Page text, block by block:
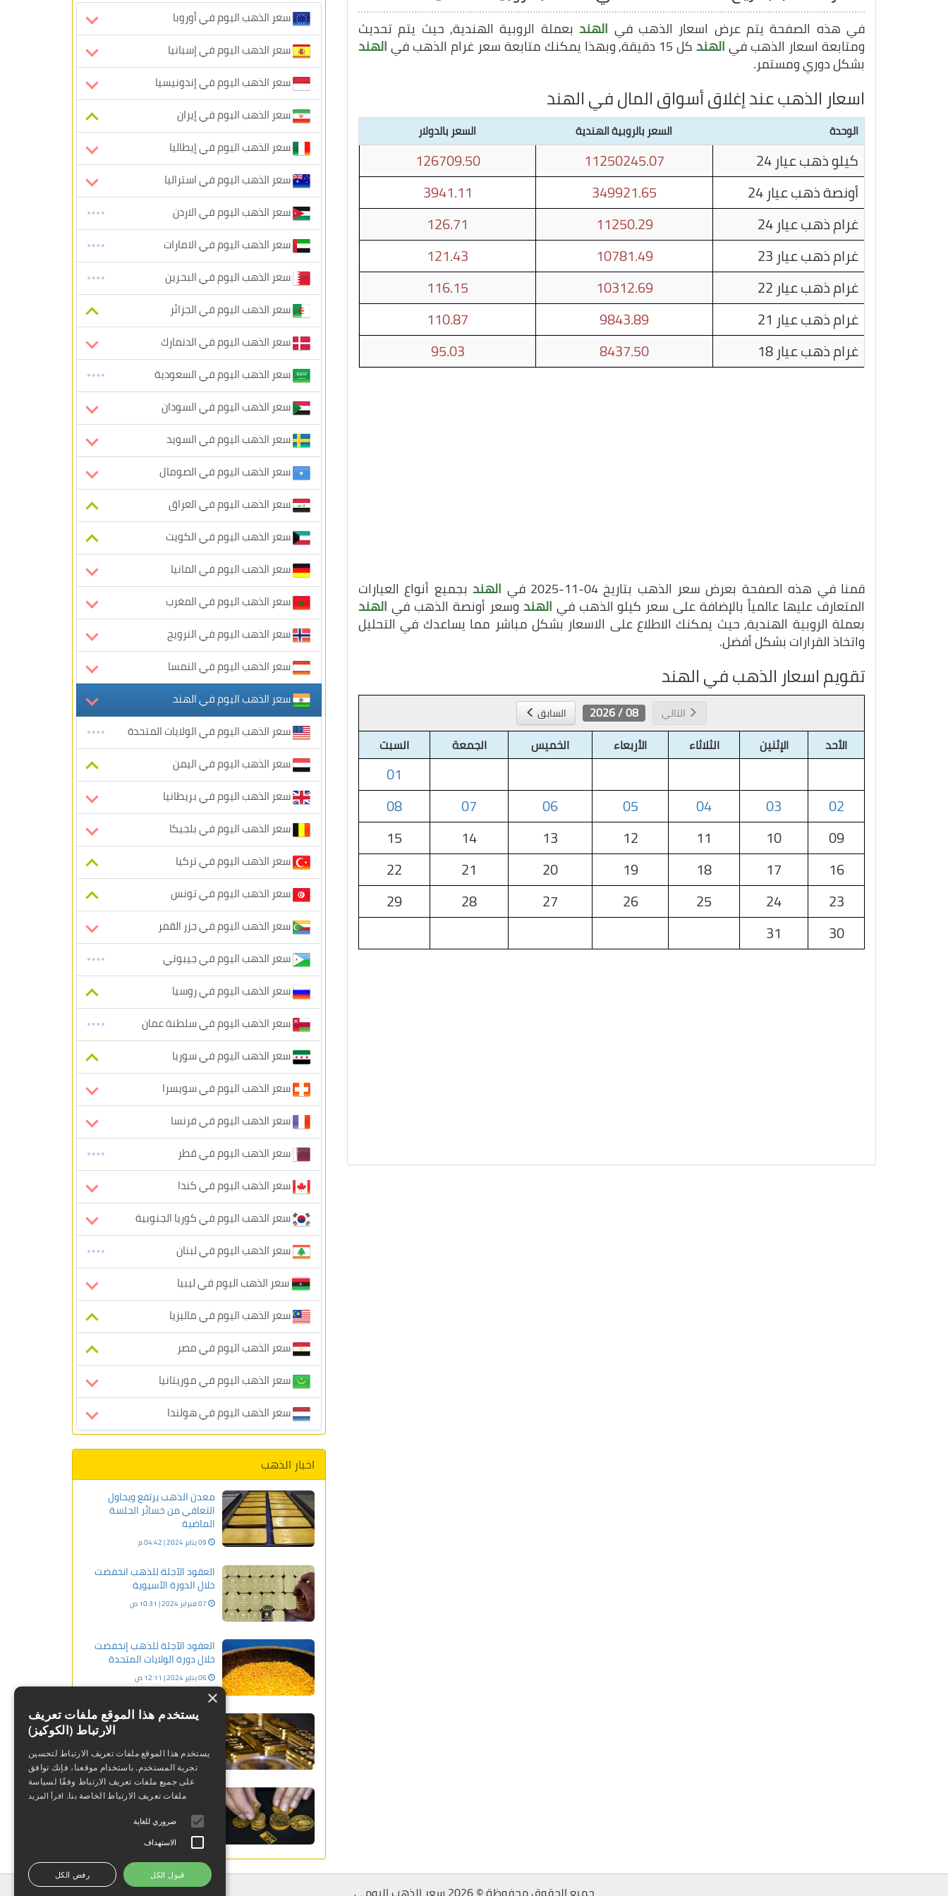
في هذه الصفحة يتم عرض اسعار الذهب في الهندبعملة الروبية الهندية, حيث يتم تحديث
ومتابعة اسعار الذهب فيالهندكل 15 دقيقة, وبهذا يمكنك متابعة سعر غرام الذهب في الهند
بشكل دوري ومستمر.
اسعار الذهب عند إغلاق أسواق المال في الهند
الوحدة السعر بالروبية الهندية السعر بالدولار
كيلو ذهب عيار 24 11250245.07
126709.50
أونصة ذهب عيار 24
349921.65
3941.11
غرام ذهب عيار 24
11250.29
126.71
غرام ذهب عيار 23
10781.49
121.43
غرام ذهب عيار 22
10312.69
116.15
غرام ذهب عيار 21
9843.89
110.87
غرام ذهب عيار 18
8437.50
95.03
قمنا في هذه الصفحة بعرض سعر الذهب بتاريخ 04-11-2025 في الهندبجميع أنواع العيارات
المتعارف عليها عالمياً بالإضافة على سعر كيلو الذهب في الهند وسعر أونصة الذهب في الهند
بعملة الروبية الهندية, حيث يمكنك الاطلاع على الاسعار بشكل مباشر مما يساعدك في التحليل
واتخاذ القرارات بشكل أفضل.
تقويم اسعار الذهب في الهند
التالي 08 / 2026 السابق
الأحد الإثنين الثلاثاء الأربعاء الخميس الجمعة السبت
01
02
03
04
05
06
07
08
09
10
11
12
13
14
15
16
17
18
19
20
21
22
23
24
25
26
27
28
29
30
31
سعر الذهب اليوم في أوروبا
سعر الذهب اليوم في إسبانيا
سعر الذهب اليوم في إندونيسيا
سعر الذهب اليوم في إيران
سعر الذهب اليوم في إيطاليا
سعر الذهب اليوم في استراليا
سعر الذهب اليوم في الاردن
سعر الذهب اليوم في الامارات
سعر الذهب اليوم في البحرين
سعر الذهب اليوم في الجزائر
سعر الذهب اليوم في الدنمارك
سعر الذهب اليوم في السعودية
سعر الذهب اليوم في السودان
سعر الذهب اليوم في السويد
سعر الذهب اليوم في الصومال
سعر الذهب اليوم في العراق
سعر الذهب اليوم في الكويت
سعر الذهب اليوم في المانيا
سعر الذهب اليوم في المغرب
سعر الذهب اليوم في النرويج
سعر الذهب اليوم في النمسا
سعر الذهب اليوم في الهند
سعر الذهب اليوم في الولايات المتحدة
سعر الذهب اليوم في اليمن
سعر الذهب اليوم في بريطانيا
سعر الذهب اليوم في بلجيكا
سعر الذهب اليوم في تركيا
سعر الذهب اليوم في تونس
سعر الذهب اليوم في جزر القمر
سعر الذهب اليوم في جيبوتي
سعر الذهب اليوم في روسيا
سعر الذهب اليوم في سلطنة عمان
سعر الذهب اليوم في سوريا
سعر الذهب اليوم في سويسرا
سعر الذهب اليوم في فرنسا
سعر الذهب اليوم في قطر
سعر الذهب اليوم في كندا
سعر الذهب اليوم في كوريا الجنوبية
سعر الذهب اليوم في لبنان
سعر الذهب اليوم في ليبيا
سعر الذهب اليوم في ماليزيا
سعر الذهب اليوم في مصر
سعر الذهب اليوم في موريتانيا
سعر الذهب اليوم في هولندا
اخبار الذهب
معدن الذهب يرتفع ويحاول
التعافي من خسائر الجلسة
الماضية
09 يناير 2024 | 04:42 م
العقود الآجلة للذهب انخفضت
خلال الدورة الآسيوية
07 فبراير 2024 | 10:31 ص
العقود الآجلة للذهب إنخفضت
خلال دورة الولايات المتحدة
06 يناير 2024 | 12:11 ص
عاجل: الذهب يتحول للهبوط
13 فبراير 2024 | 07:23 م
العقود الآجلة للذهب إرتفعت
×
يستخدم هذا الموقع ملفات تعريف
الارتباط (الكوكيز)
يستخدم هذا الموقع ملفات تعريف الارتباط لتحسين
تجربة المستخدم. باستخدام موقعنا، فإنك توافق
على جميع ملفات تعريف الارتباط وفقًا لسياسة
ملفات تعريف الارتباط الخاصة بنا. اقرأ المزيد
ضروري للغاية
الاستهداف
قبول الكل رفض الكل